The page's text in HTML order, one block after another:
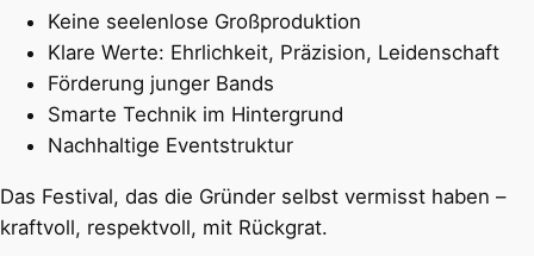
Keine seelenlose Großproduktion
Klare Werte: Ehrlichkeit, Präzision, Leidenschaft
Förderung junger Bands
Smarte Technik im Hintergrund
Nachhaltige Eventstruktur
Das Festival, das die Gründer selbst vermisst haben –
kraftvoll, respektvoll, mit Rückgrat.